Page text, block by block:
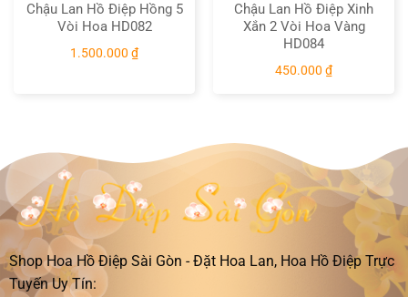
Chậu Lan Hồ Điệp Hồng 5
Vòi Hoa HD082
1.500.000 ₫
Chậu Lan Hồ Điệp Xinh
Xắn 2 Vòi Hoa Vàng
HD084
450.000 ₫
Shop Hoa Hồ Điệp Sài Gòn - Đặt Hoa Lan, Hoa Hồ Điệp Trực
Tuyến Uy Tín: